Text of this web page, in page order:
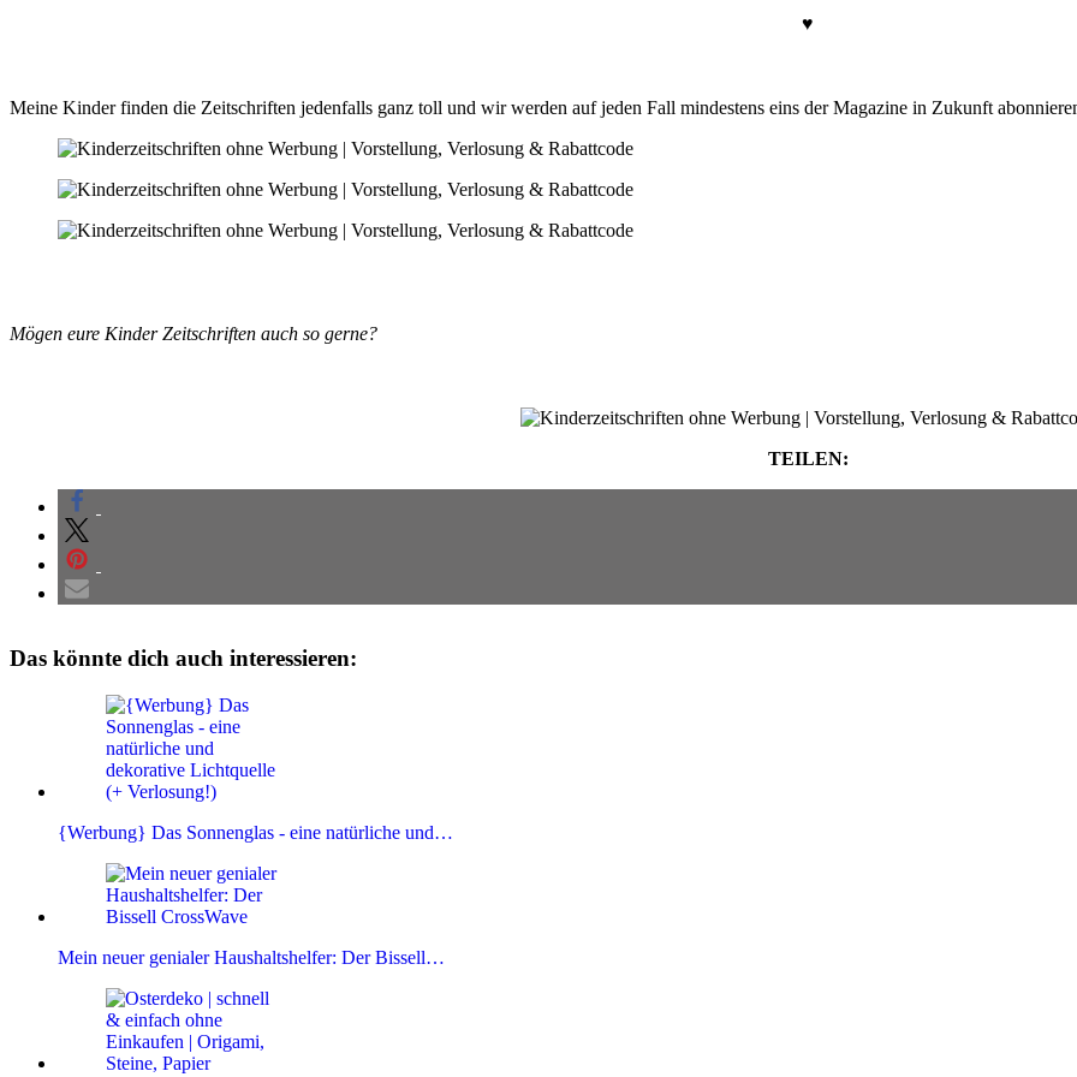
♥
Meine Kinder finden die Zeitschriften jedenfalls ganz toll und wir werden auf jeden Fall mindestens eins der Magazine in Zukunft
Mögen eure Kinder Zeitschriften auch so gerne?
TEILEN:
Das könnte dich auch interessieren:
{Werbung} Das Sonnenglas - eine natürliche und…
Mein neuer genialer Haushaltshelfer: Der Bissell…